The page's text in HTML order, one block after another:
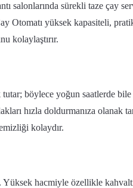
salonlarında sürekli taze çay
Otomatı yüksek kapasiteli,
kolaylaştırır.
tutar; böylece yoğun saatlerde bile
hızla doldurmanıza olanak
kolaydır.
hacmiyle özellikle